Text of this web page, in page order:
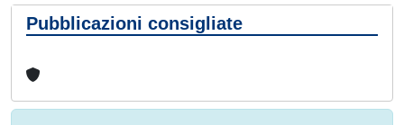
Pubblicazioni consigliate